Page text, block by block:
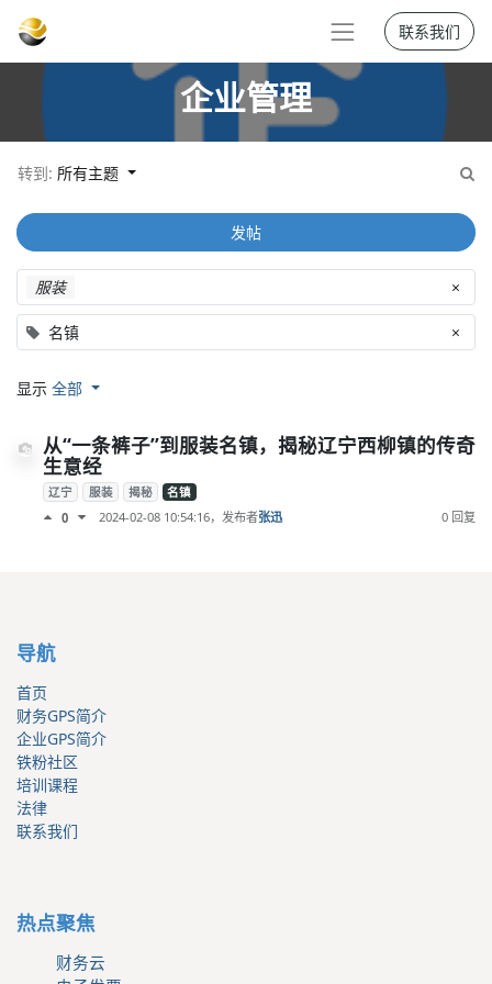
联系我们
企业管理
转到: 所有主题
服装 ×
名镇 ×
发帖
显示 全部
从“一条裤子”到服装名镇，揭秘辽宁西柳镇的传奇
生意经
辽宁 服装 揭秘 名镇
0 2024-02-08 10:54:16，发布者张迅 0 回复
导航
首页
财务GPS简介
企业GPS简介
铁粉社区
培训课程
法律
联系我们
热点聚焦
财务云